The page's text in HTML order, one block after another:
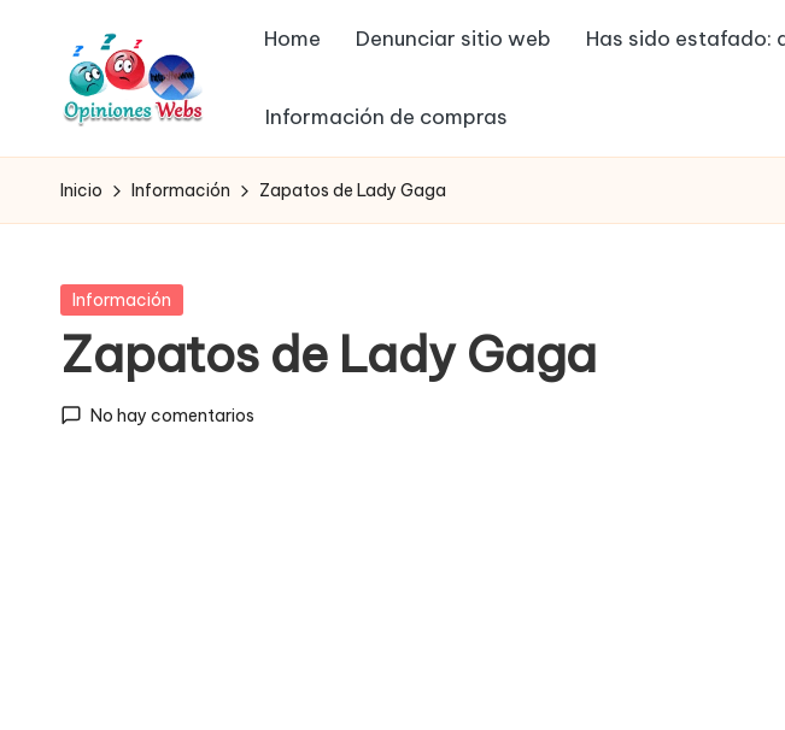
contenido
O
p
io
n
e
y
compra
vía
online,
comprar
por
Home Denunciar sitio web Has sido estafado:
Información de compras
Inicio Información Zapatos de Lady Gaga
Publicada
Información
Zapatos de Lady Gaga
No hay comentarios